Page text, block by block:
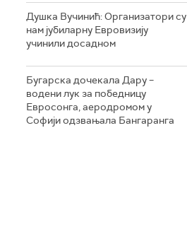
Душка Вучинић: Организатори су
нам јубиларну Евровизију
учинили досадном
Бугарска дочекала Дару –
водени лук за победницу
Евросонга, аеродромом у
Софији одзвањала Бангаранга